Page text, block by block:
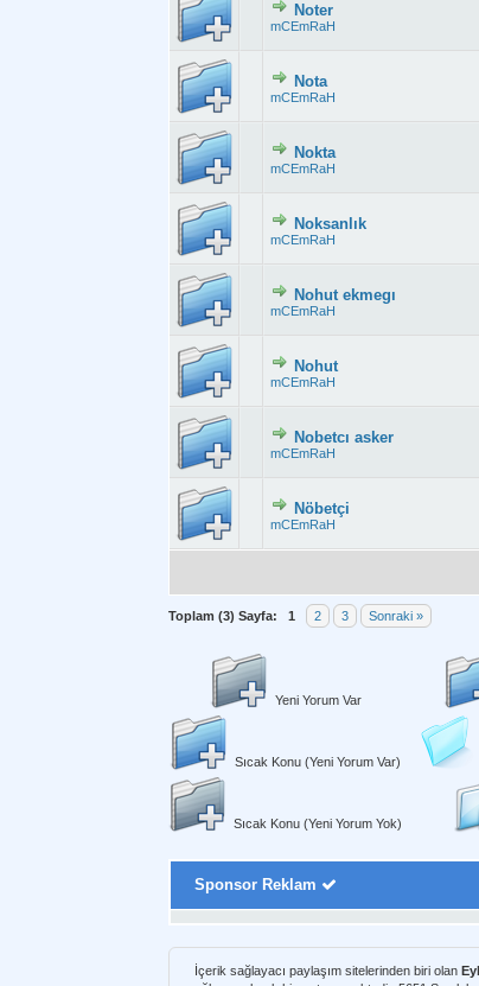
Noter
mCEmRaH
Nota
mCEmRaH
Nokta
mCEmRaH
Noksanlık
mCEmRaH
Nohut ekmegı
mCEmRaH
Nohut
mCEmRaH
Nobetcı asker
mCEmRaH
Nöbetçi
mCEmRaH
Toplam (3) Sayfa: 1 2 3 Sonraki »
Yeni Yorum Var
Sıcak Konu (Yeni Yorum Var)
Sıcak Konu (Yeni Yorum Yok)
Sponsor Reklam
İçerik sağlayacı paylaşım sitelerinden biri olan